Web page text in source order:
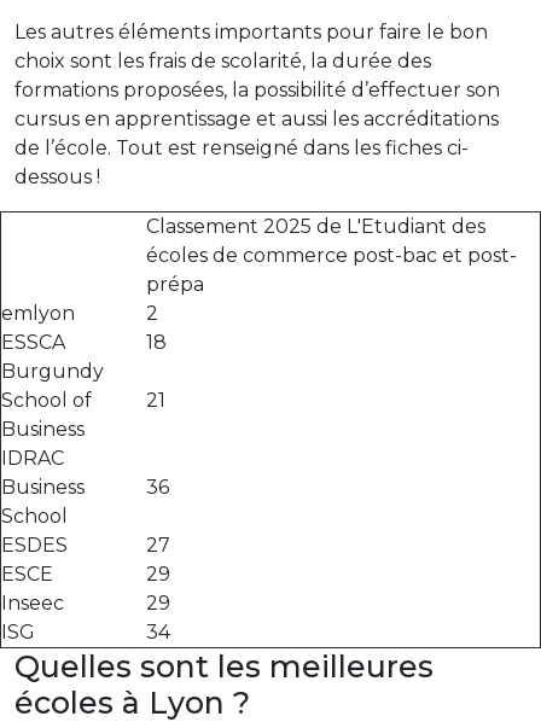
Les autres éléments importants pour faire le bon
choix sont les frais de scolarité, la durée des
formations proposées, la possibilité d’effectuer son
cursus en apprentissage et aussi les accréditations
de l’école. Tout est renseigné dans les fiches ci-
dessous !
Classement 2025 de L'Etudiant des
écoles de commerce post-bac et post-
prépa
emlyon
2
ESSCA
18
Burgundy
School of
Business
21
IDRAC
Business
School
36
ESDES
27
ESCE
29
Inseec
29
ISG
34
Quelles sont les meilleures
écoles à Lyon ?